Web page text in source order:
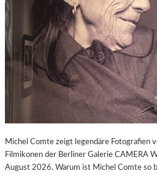
Michel Comte zeigt legendäre Fotografien
Filmikonen der Berliner Galerie CAMERA
August 2026. Warum ist Michel Comte so